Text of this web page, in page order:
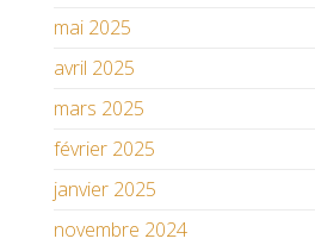
mai 2025
avril 2025
mars 2025
février 2025
janvier 2025
novembre 2024